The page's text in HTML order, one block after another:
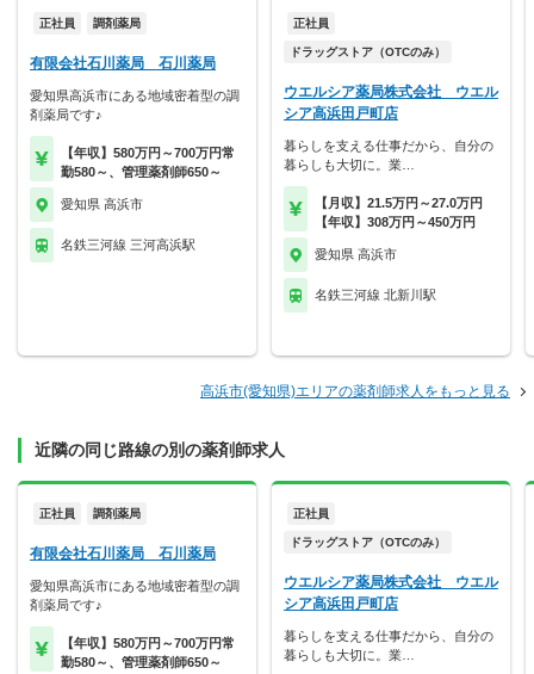
正社員 調剤薬局
有限会社石川薬局 石川薬局
愛知県高浜市にある地域密着型の調
剤薬局です♪
【年収】580万円～700万円常
勤580～、管理薬剤師650～
愛知県 高浜市
名鉄三河線 三河高浜駅
正社員
ドラッグストア（OTCのみ）
ウエルシア薬局株式会社 ウエル
シア高浜田戸町店
暮らしを支える仕事だから、自分の
暮らしも大切に。業…
【月収】21.5万円～27.0万円
【年収】308万円～450万円
愛知県 高浜市
名鉄三河線 北新川駅
高浜市(愛知県)エリアの薬剤師求人をもっと見る
近隣の同じ路線の別の薬剤師求人
正社員 調剤薬局
有限会社石川薬局 石川薬局
愛知県高浜市にある地域密着型の調
剤薬局です♪
【年収】580万円～700万円常
勤580～、管理薬剤師650～
正社員
ドラッグストア（OTCのみ）
ウエルシア薬局株式会社 ウエル
シア高浜田戸町店
暮らしを支える仕事だから、自分の
暮らしも大切に。業…